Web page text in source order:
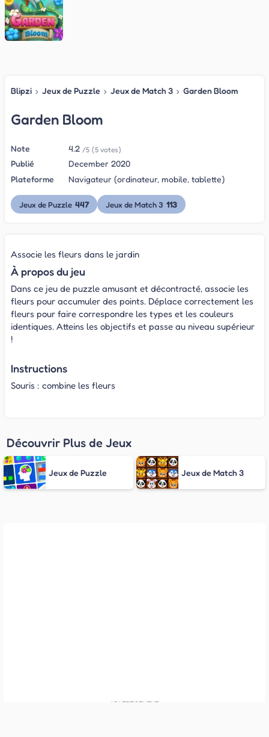
Blipzi › Jeux de Puzzle › Jeux de Match 3 › Garden Bloom
Garden Bloom
Note 4.2 /5 (5 votes)
Publié
December 2020
Plateforme
Navigateur (ordinateur, mobile, tablette)
Jeux de Puzzle 447 Jeux de Match 3 113
Associe les fleurs dans le jardin
À propos du jeu
Dans ce jeu de puzzle amusant et décontracté, associe les
fleurs pour accumuler des points. Déplace correctement les
fleurs pour faire correspondre les types et les couleurs
identiques. Atteins les objectifs et passe au niveau supérieur
!
Instructions
Souris : combine les fleurs
Découvrir Plus de Jeux
Jeux de Puzzle Jeux de Match 3